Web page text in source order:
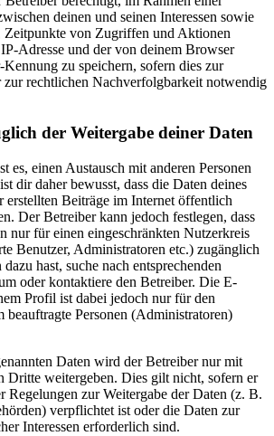
deinen und seinen Interessen sowie
Zeitpunkte von Zugriffen und Aktionen
Adresse und der von deinem Browser
zu speichern, sofern dies zur
zur rechtlichen Nachverfolgbarkeit notwendig
der Weitergabe deiner Daten
es, einen Austausch mit anderen Personen
dir daher bewusst, dass die Daten deines
Beiträge im Internet öffentlich
Der Betreiber kann jedoch festlegen, dass
nur für einen eingeschränkten Nutzerkreis
Benutzer, Administratoren etc.) zugänglich
hast, suche nach entsprechenden
oder kontaktiere den Betreiber. Die E-
Profil ist dabei jedoch nur für den
beauftragte Personen (Administratoren)
Daten wird der Betreiber nur mit
Dritte weitergeben. Dies gilt nicht, sofern er
Regelungen zur Weitergabe der Daten (z. B.
verpflichtet ist oder die Daten zur
Interessen erforderlich sind.